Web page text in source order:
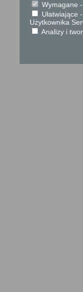
Wymagane
Ułatwiające
Użytkownika
Analizy i